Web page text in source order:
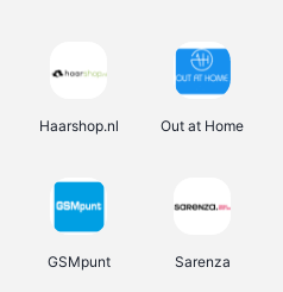
Haarshop.nl Out at Home
GSMpunt Sarenza